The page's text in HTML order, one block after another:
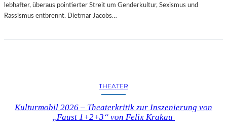
lebhafter, überaus pointierter Streit um Genderkultur, Sexismus und
Rassismus entbrennt. Dietmar Jacobs…
THEATER
Kulturmobil 2026 – Theaterkritik zur Inszenierung von
„Faust 1+2+3“ von Felix Krakau